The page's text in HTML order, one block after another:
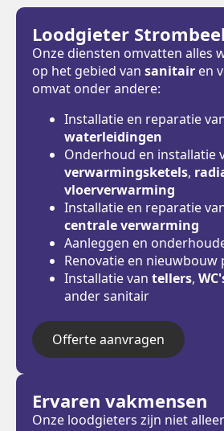
Loodgieter
Onze diensten omvatten alles
op het gebied van sanitair en
omvat onder andere:
Installatie en reparatie
waterleidingen
Onderhoud en installatie
verwarmingsketels,
vloerverwarming
Installatie en reparatie
centrale verwarming
Aanleggen en
Renovatie en nieuwbouw
Installatie van tellers,
ander sanitair
Offerte aanvragen
Ervaren vakmensen
Onze loodgieters zijn niet